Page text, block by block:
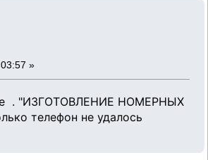
»
. "ИЗГОТОВЛЕНИЕ НОМЕРНЫХ
телефон не удалось